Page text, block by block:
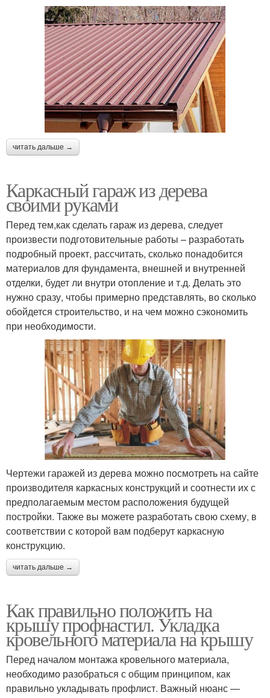
читать дальше →
Каркасный гараж из дерева
своими руками
Перед тем,как сделать гараж из дерева, следует
произвести подготовительные работы – разработать
подробный проект, рассчитать, сколько понадобится
материалов для фундамента, внешней и внутренней
отделки, будет ли внутри отопление и т.д. Делать это
нужно сразу, чтобы примерно представлять, во сколько
обойдется строительство, и на чем можно сэкономить
при необходимости.
Чертежи гаражей из дерева можно посмотреть на сайте
производителя каркасных конструкций и соотнести их с
предполагаемым местом расположения будущей
постройки. Также вы можете разработать свою схему, в
соответствии с которой вам подберут каркасную
конструкцию.
читать дальше →
Как правильно положить на
крышу профнастил. Укладка
кровельного материала на крышу
Перед началом монтажа кровельного материала,
необходимо разобраться с общим принципом, как
правильно укладывать профлист. Важный нюанс —